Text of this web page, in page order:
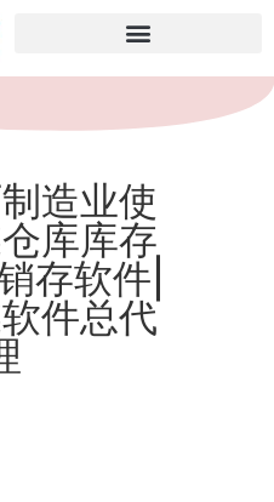
造业使
库库存
存软件|
件总代